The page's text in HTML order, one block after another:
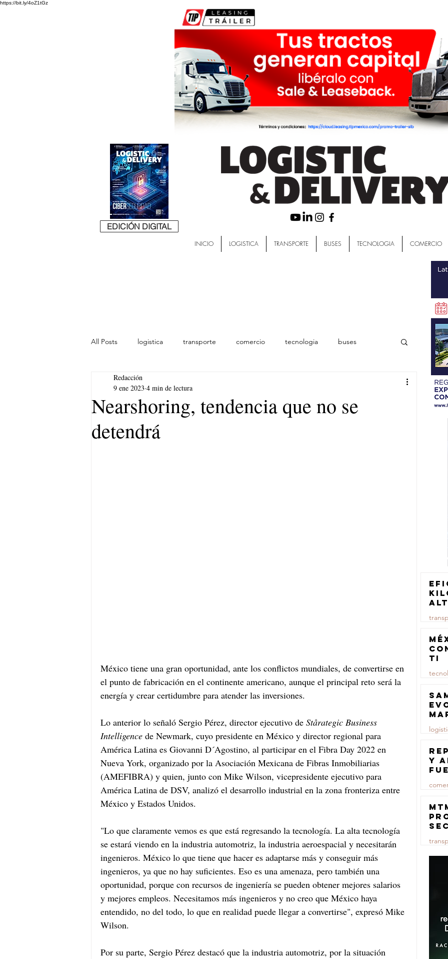
https://bit.ly/4oZ1tGz
EDICIÓN DIGITAL
INICIO LOGISTICA TRANSPORTE BUSES TECNOLOGIA COMERCIO
All Posts logistica transporte comercio tecnologia buses
lideres
Nearshoring, tendencia que no se
detendrá
Redacción
9 ene 2023 4 min de lectura
México tiene una gran oportunidad, ante los conflictos mundiales, de convertirse en
el punto de fabricación en el continente americano, aunque el principal reto será la
energía y crear certidumbre para atender las inversiones.
Lo anterior lo señaló Sergio Pérez, director ejecutivo de Stårategic Business
Intelligence de Newmark, cuyo presidente en México y director regional para
América Latina es Giovanni D´Agostino, al participar en el Fibra Day 2022 en
Nueva York, organizado por la Asociación Mexicana de Fibras Inmobiliarias
(AMEFIBRA) y quien, junto con Mike Wilson, vicepresidente ejecutivo para
América Latina de DSV, analizó el desarrollo industrial en la zona fronteriza entre
México y Estados Unidos.
"Lo que claramente vemos es que está regresando la tecnología. La alta tecnología
se estará viendo en la industria automotriz, la industria aeroespacial y necesitarán
ingenieros. México lo que tiene que hacer es adaptarse más y conseguir más
ingenieros, ya que no hay suficientes. Eso es una amenaza, pero también una
oportunidad, porque con recursos de ingeniería se pueden obtener mejores salarios
y mejores empleos. Necesitamos más ingenieros y no creo que México haya
entendido, no del todo, lo que en realidad puede llegar a convertirse", expresó Mike
Wilson.
Por su parte, Sergio Pérez destacó que la industria automotriz, por la situación
23 jul
TI
23 jul
23 jul
y
23 jul